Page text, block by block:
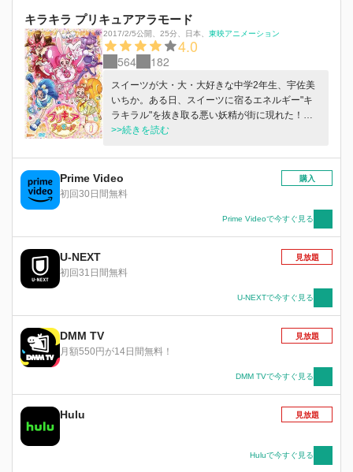
キラキラ プリキュアアラモード
2017/2/5公開 25分 日本 東映アニメーション
4.0
564 182
スイーツが大・大・大好きな中学2年生、宇佐美
いちか。ある日、スイーツに宿るエネルギー"キ
ラキラル"を抜き取る悪い妖精が街に現れた！い
ちかはスイーツを守るため伝説のパティシエ・プ
立ち向かう。
>>続きを読む
Prime Video
初回30日間無料
購入
Prime Videoで今すぐ見る
U-NEXT
初回31日間無料
見放題
U-NEXTで今すぐ見る
DMM TV
月額550円が14日間無料！
見放題
DMM TVで今すぐ見る
Hulu 見放題
Huluで今すぐ見る